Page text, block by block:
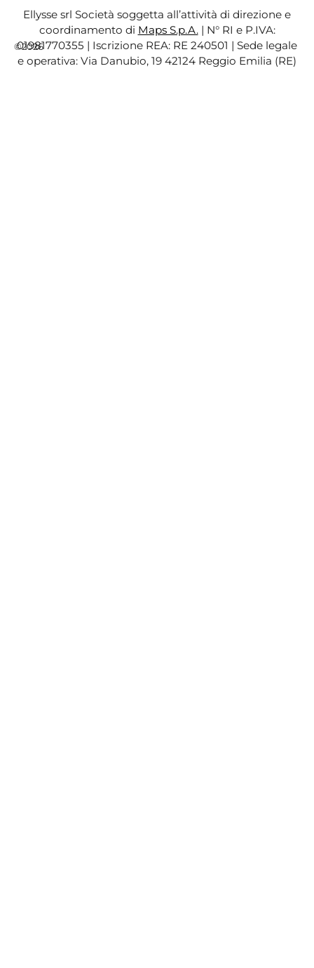
©2026
Ellysse srl Società soggetta all’attività di direzione e
coordinamento di Maps S.p.A.| N° RI e P.IVA:
01981770355 | Iscrizione REA: RE 240501 | Sede legale
e operativa: Via Danubio, 19 42124 Reggio Emilia (RE)